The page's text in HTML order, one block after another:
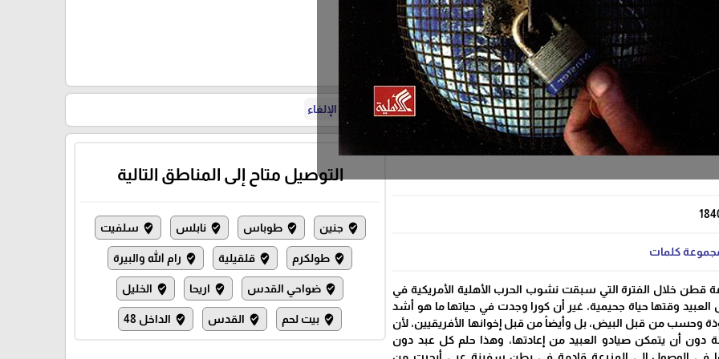
policyسياسة التوصيل policyسياسة التبديل policyسياسة الإلغاء
كلمات
قطن خلال الفترة التي سبقت نشوب الحرب الأهلية الأمريكية في
وقتها حياة جحيمية، غير أن كورا وجدت في حياتها ما هو أشد
وحسب من قبل البيض، بل وأيضاً من قبل إخوانها الأفريقيين، لأن
دون أن يتمكن صيادو العبيد من إعادتها، وهذا حلم كل عبد دون
التوصيل متاح إلى المناطق التالية
where_to_vote جنين where_to_vote طوباس where_to_vote نابلس where_to_vote سلفيت
where_to_vote طولكرم where_to_vote قلقيلية where_to_vote رام الله والبيرة
where_to_vote ضواحي القدس where_to_vote اريحا where_to_vote الخليل
where_to_vote بيت لحم where_to_vote القدس where_to_vote الداخل 48